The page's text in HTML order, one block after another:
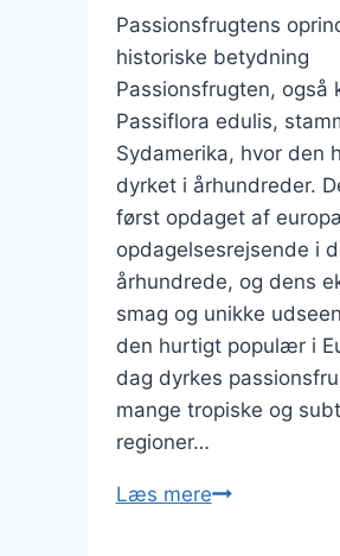
Passionsfrugtens
historiske betydning
Passionsfrugten, også
Passiflora edulis,
Sydamerika, hvor den
dyrket i århundreder.
først opdaget af
opdagelsesrejsende i
århundrede, og dens
smag og unikke
den hurtigt populær i
dag dyrkes
mange tropiske og
regioner…
Læs merePassionsfrugt